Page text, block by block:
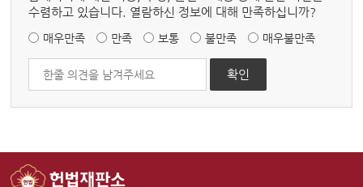
수렴하고 있습니다. 열람하신 정보에 대해 만족하십니까?
매우만족 만족 보통 불만족 매우불만족